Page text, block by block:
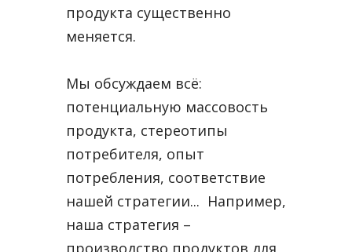
продукта существенно
меняется.
Мы обсуждаем всё:
потенциальную массовость
продукта, стереотипы
потребителя, опыт
потребления, соответствие
нашей стратегии... Например,
наша стратегия –
производство продуктов для